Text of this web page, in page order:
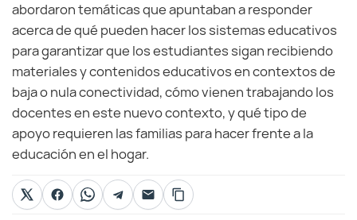
abordaron temáticas que apuntaban a responder
acerca de qué pueden hacer los sistemas educativos
para garantizar que los estudiantes sigan recibiendo
materiales y contenidos educativos en contextos de
baja o nula conectividad, cómo vienen trabajando los
docentes en este nuevo contexto, y qué tipo de
apoyo requieren las familias para hacer frente a la
educación en el hogar.